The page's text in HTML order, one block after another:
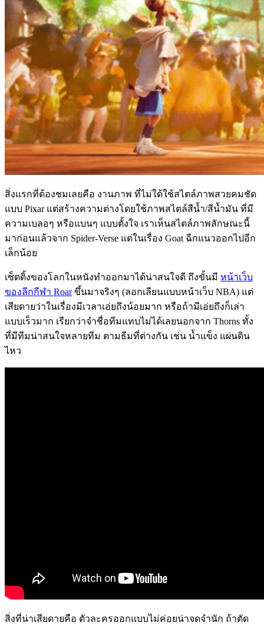
สิ่งแรกที่ต้องชมเลยคือ งานภาพ ที่ไม่ใด้ใช้สไตล์ภาพสวยคมชัด
แบบ Pixar แต่สร้างความต่างโดยใช้ภาพสไตล์สีน้ำ/สีน้ำมัน ที่มี
ความเบลอๆ หรือแบนๆ แบบตั้งใจ เราเห็นสไตล์ภาพลักษณะนี้
มาก่อนแล้วจาก Spider-Verse แต่ในเรื่อง Goat ฉีกแนวออกไปอีก
เล็กน้อย
เซ็ตติ้งของโลกในหนังทำออกมาได้น่าสนใจดี ถึงขั้นมี หน้าเว็บ
ของลีกกีฬา Roarขึ้นมาจริงๆ (ลอกเลียนแบบหน้าเว็บ NBA) แต่
เสียดายว่าในเรื่องมีเวลาเอ่ยถึงน้อยมาก หรือถ้ามีเอ่ยถึงก็เล่า
แบบเร็วมาก เรียกว่าจำชื่อทีมแทบไม่ได้เลยนอกจาก Thorns ทั้ง
ที่มีทีมน่าสนใจหลายทีม ตามธีมที่ต่างกัน เช่น น้ำแข็ง แผ่นดิน
ไหว
สิ่งที่น่าเสียดายคือ ตัวละครออกแบบไม่ค่อยน่าจดจำนัก ถ้าตัด